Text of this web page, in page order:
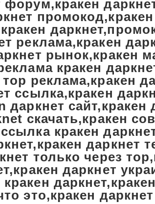
форум,кракен
реклама,кракен
рынок,кракен
кракен
реклама,кракен
ссылка,кракен
сайт,кракен
скачать,кракен
кракен
даркнет
только через
даркнет
это,кракен